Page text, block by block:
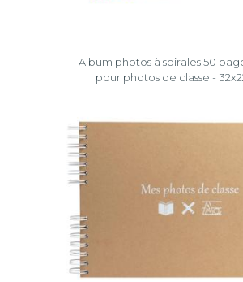
Album photos à spirales 50
pour photos de classe -